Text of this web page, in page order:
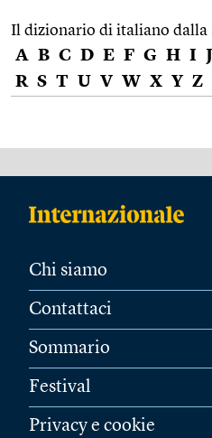
Il dizionario di italiano dalla
A B C D E F G H I J
R S T U V W X Y Z
Chi siamo
Contattaci
Sommario
Festival
Privacy e cookie